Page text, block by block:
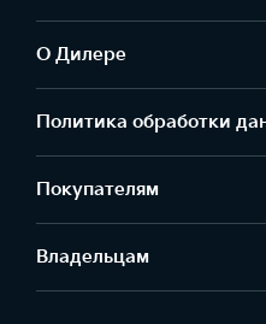
О Дилере
Политика обработки
Покупателям
Владельцам